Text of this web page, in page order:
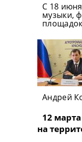
С 18
музыки,
Андрей
12
на